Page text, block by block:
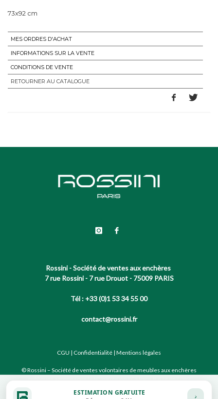
73x92 cm
MES ORDRES D'ACHAT
INFORMATIONS SUR LA VENTE
CONDITIONS DE VENTE
RETOURNER AU CATALOGUE
Rossini - Société de ventes aux enchères
7 rue Rossini - 7 rue Drouot - 75009 PARIS
Tél : +33 (0)1 53 34 55 00
contact@rossini.fr
CGU | Confidentialité | Mentions légales
© Rossini – Société de ventes volontaires de meubles aux enchères
ESTIMATION GRATUITE